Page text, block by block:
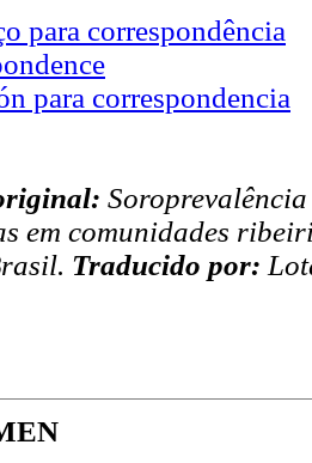
para correspondência
para correspondencia
em comunidades
Traducido por: